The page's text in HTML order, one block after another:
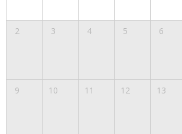
2 3 4 5 6
9 10 11 12 13